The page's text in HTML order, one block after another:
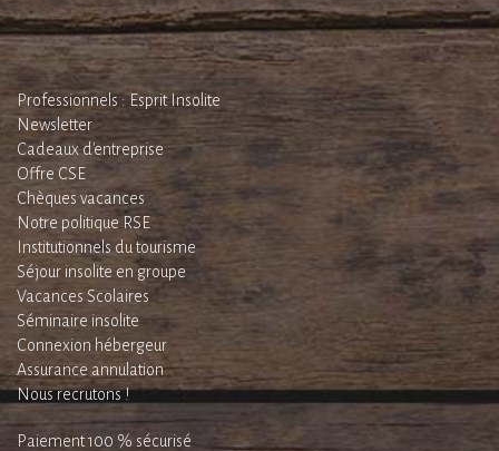
Professionnels : Esprit Insolite
Newsletter
Cadeaux d'entreprise
Offre CSE
Chèques vacances
Notre politique RSE
Institutionnels du tourisme
Séjour insolite en groupe
Vacances Scolaires
Séminaire insolite
Connexion hébergeur
Assurance annulation
Nous recrutons !
Paiement 100 % sécurisé